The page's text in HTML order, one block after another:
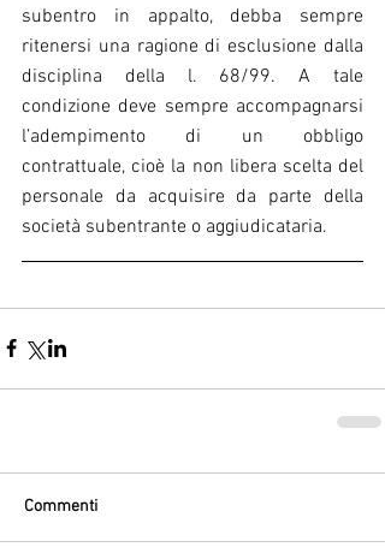
subentro in appalto, debba sempre
ritenersi una ragione di esclusione dalla
disciplina della l. 68/99. A tale
condizione deve sempre accompagnarsi
l’adempimento di un obbligo
contrattuale, cioè la non libera scelta del
personale da acquisire da parte della
società subentrante o aggiudicataria.
Commenti